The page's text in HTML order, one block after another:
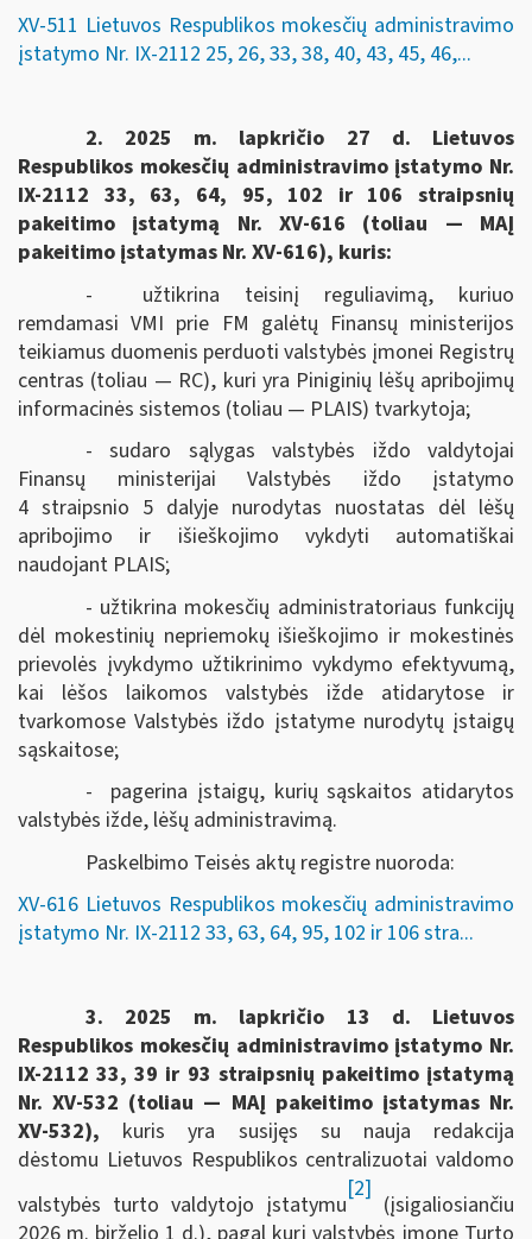
XV-511 Lietuvos Respublikos mokesčių administravimo
įstatymo Nr. IX-2112 25, 26, 33, 38, 40, 43, 45, 46,...
2. 2025 m. lapkričio 27 d. Lietuvos
Respublikos mokesčių administravimo įstatymo Nr.
IX-2112 33, 63, 64, 95, 102 ir 106 straipsnių
pakeitimo įstatymą Nr. XV-616 (toliau — MAĮ
pakeitimo įstatymas Nr. XV-616), kuris:
- užtikrina teisinį reguliavimą, kuriuo
remdamasi VMI prie FM galėtų Finansų ministerijos
teikiamus duomenis perduoti valstybės įmonei Registrų
centras (toliau — RC), kuri yra Piniginių lėšų apribojimų
informacinės sistemos (toliau — PLAIS) tvarkytoja;
- sudaro sąlygas valstybės iždo valdytojai
Finansų ministerijai Valstybės iždo įstatymo
4 straipsnio 5 dalyje nurodytas nuostatas dėl lėšų
apribojimo ir išieškojimo vykdyti automatiškai
naudojant PLAIS;
- užtikrina mokesčių administratoriaus funkcijų
dėl mokestinių nepriemokų išieškojimo ir mokestinės
prievolės įvykdymo užtikrinimo vykdymo efektyvumą,
kai lėšos laikomos valstybės ižde atidarytose ir
tvarkomose Valstybės iždo įstatyme nurodytų įstaigų
sąskaitose;
- pagerina įstaigų, kurių sąskaitos atidarytos
valstybės ižde, lėšų administravimą.
Paskelbimo Teisės aktų registre nuoroda:
XV-616 Lietuvos Respublikos mokesčių administravimo
įstatymo Nr. IX-2112 33, 63, 64, 95, 102 ir 106 stra...
3. 2025 m. lapkričio 13 d. Lietuvos
Respublikos mokesčių administravimo įstatymo Nr.
IX-2112 33, 39 ir 93 straipsnių pakeitimo įstatymą
Nr. XV-532 (toliau — MAĮ pakeitimo įstatymas Nr.
XV-532), kuris yra susijęs su nauja redakcija
dėstomu Lietuvos Respublikos centralizuotai valdomo
valstybės turto valdytojo įstatymu
[2]
(įsigaliosiančiu